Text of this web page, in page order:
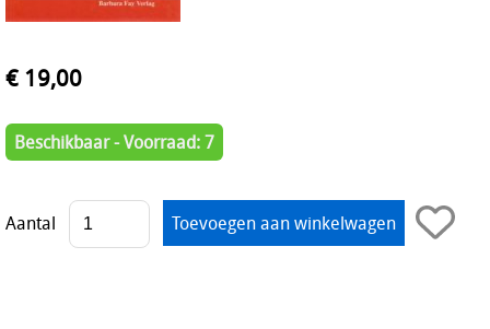
€ 19,00
Beschikbaar - Voorraad: 7
Aantal